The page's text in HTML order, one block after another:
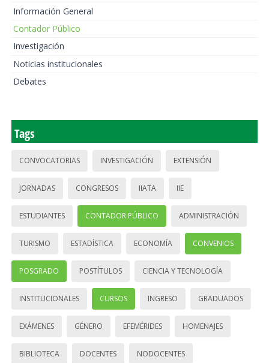
Información General
Contador Público
Investigación
Noticias institucionales
Debates
Tags
CONVOCATORIAS INVESTIGACIÓN EXTENSIÓN
JORNADAS CONGRESOS IIATA IIE
ESTUDIANTES CONTADOR PÚBLICO ADMINISTRACIÓN
TURISMO ESTADÍSTICA ECONOMÍA CONVENIOS
POSGRADO POSTÍTULOS CIENCIA Y TECNOLOGÍA
INSTITUCIONALES CURSOS INGRESO GRADUADOS
EXÁMENES GÉNERO EFEMÉRIDES HOMENAJES
BIBLIOTECA DOCENTES NODOCENTES